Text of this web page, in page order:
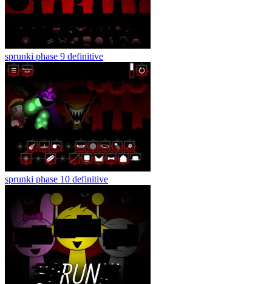
sprunki phase 9 definitive
sprunki phase 10 definitive